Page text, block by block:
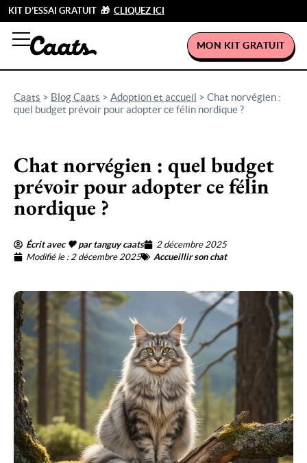
KIT D’ESSAI GRATUIT 🎁 CLIQUEZ ICI
MON KIT GRATUIT
Caats > Blog Caats > Adoption et accueil > Chat norvégien :
quel budget prévoir pour adopter ce félin nordique ?
Chat norvégien : quel budget
prévoir pour adopter ce félin
nordique ?
Écrit avec 🖤 par tanguy caats
2 décembre 2025
Modifié le : 2 décembre 2025
Accueillir son chat